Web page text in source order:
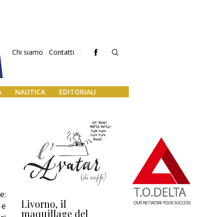
Chi siamo Contatti
NAUTICA EDITORIALI
Livorno, il
maquillage del
L’uscita di scena di